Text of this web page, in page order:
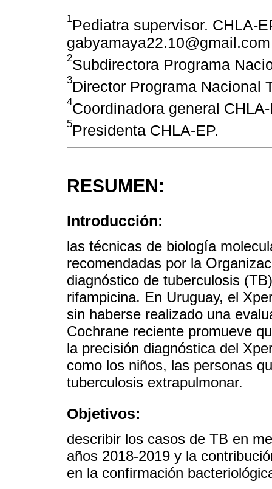
1Pediatra supervisor. CHLA-
gabyamaya22.10@gmail.com
2Subdirectora Programa
3Director Programa Nacional
4Coordinadora general CHLA-
5Presidenta CHLA-EP.
RESUMEN:
Introducción:
las técnicas de biología
recomendadas por la
diagnóstico de tuberculosis
rifampicina. En Uruguay, el
sin haberse realizado una
Cochrane reciente promueve
la precisión diagnóstica del
como los niños, las personas
tuberculosis extrapulmonar.
Objetivos:
describir los casos de TB en
años 2018-2019 y la
en la confirmación